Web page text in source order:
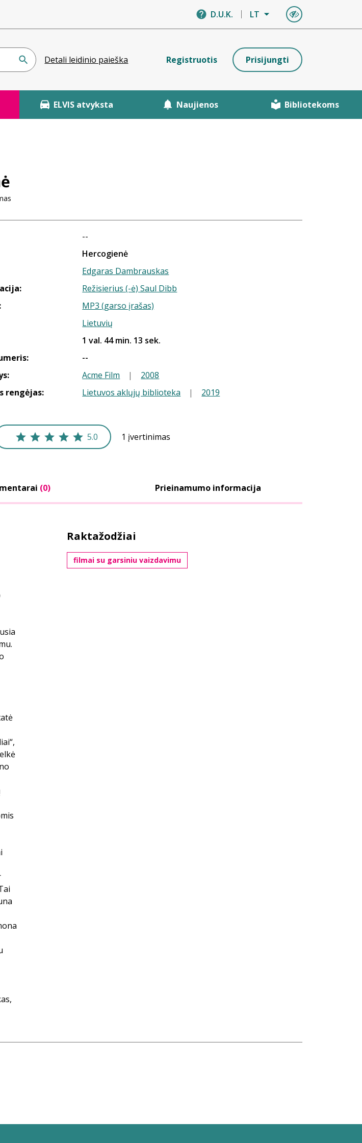
D.U.K. LT
Detali leidinio paieška Registruotis Prisijungti
ELVIS atvyksta Naujienos Bibliotekoms
--
Hercogienė
Edgaras Dambrauskas
Režisierius (-ė) Saul Dibb
MP3 (garso įrašas)
Lietuvių
1 val. 44 min. 13 sek.
--
Acme Film |
2008
rengėjas:
Lietuvos aklųjų biblioteka | 2019
5.0 1 įvertinimas
(0) Prieinamumo informacija
Raktažodžiai
filmai su garsiniu vaizdavimu